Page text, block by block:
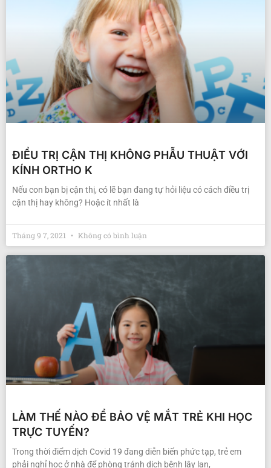
ĐIỀU TRỊ CẬN THỊ KHÔNG PHẪU THUẬT VỚI
KÍNH ORTHO K
Nếu con bạn bị cận thị, có lẽ bạn đang tự hỏi liệu có cách điều trị
cận thị hay không? Hoặc ít nhất là
Tháng 9 7, 2021 Không có bình luận
LÀM THẾ NÀO ĐỂ BẢO VỆ MẮT TRẺ KHI HỌC
TRỰC TUYẾN?
Trong thời điểm dịch Covid 19 đang diễn biến phức tạp, trẻ em
phải nghỉ học ở nhà để phòng tránh dịch bệnh lây lan,